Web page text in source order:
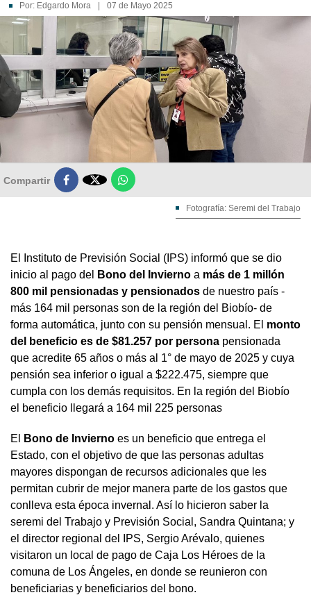
Por: Edgardo Mora 07 de Mayo 2025
Compartir 
Fotografía: Seremi del Trabajo
El Instituto de Previsión Social (IPS) informó que se dio
inicio al pago del
Bono del Invierno a más de 1 millón
800 mil pensionadas y pensionados de nuestro país -
más 164 mil personas son de la región del Biobío- de
forma automática, junto con su pensión mensual. El monto
del beneficio es de $81.257 por persona pensionada
que acredite 65 años o más al 1° de mayo de 2025 y cuya
pensión sea inferior o igual a $222.475, siempre que
cumpla con los demás requisitos. En la región del Biobío
el beneficio llegará a 164 mil 225 personas
El Bono de Invierno es un beneficio que entrega el
Estado, con el objetivo de que las personas adultas
mayores dispongan de recursos adicionales que les
permitan cubrir de mejor manera parte de los gastos que
conlleva esta época invernal. Así lo hicieron saber la
seremi del Trabajo y Previsión Social, Sandra Quintana; y
el director regional del IPS, Sergio Arévalo, quienes
visitaron un local de pago de Caja Los Héroes de la
comuna de Los Ángeles, en donde se reunieron con
beneficiarias y beneficiarios del bono.